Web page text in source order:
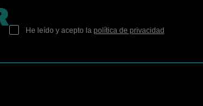
He leído y acepto la política de privacidad